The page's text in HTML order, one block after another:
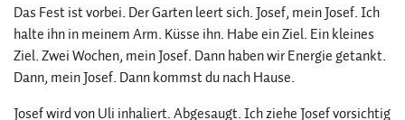
Das Fest ist vorbei. Der Garten leert sich. Josef, mein Josef. Ich
halte ihn in meinem Arm. Küsse ihn. Habe ein Ziel. Ein kleines
Ziel. Zwei Wochen, mein Josef. Dann haben wir Energie getankt.
Dann, mein Josef. Dann kommst du nach Hause.
Josef wird von Uli inhaliert. Abgesaugt. Ich ziehe Josef vorsichtig